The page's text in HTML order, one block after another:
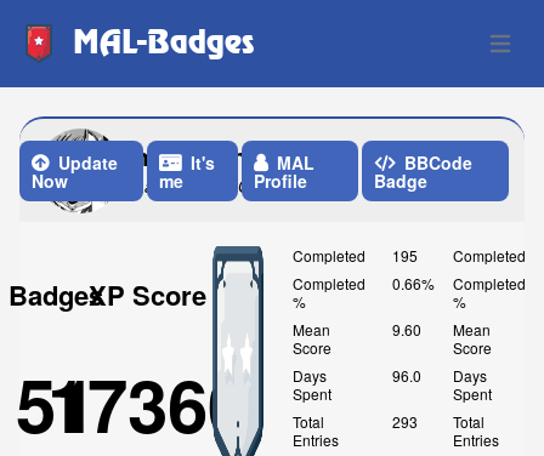
MAL-Badges Open
mye_chin
Last Update: One Week ago
Update
Now
It's
me
MAL
Profile
BBCode
Badge
Badges
51
XP Score
17360
Completed
195
Completed
%
0.66%
Mean
Score
9.60
Days
Spent
96.0
Total
Entries
293
Completed
Completed
%
Mean
Score
Days
Spent
Total
Entries